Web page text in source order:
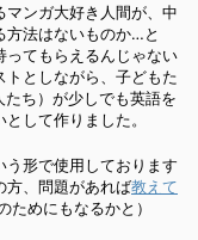
マンガ大好き人間が、中
方法はないものか…と
ってもらえるんじゃない
としながら、子どもた
ち）が少しでも英語を
して作りました。
形で使用しております
方、問題があれば教えて
ためにもなるかと）